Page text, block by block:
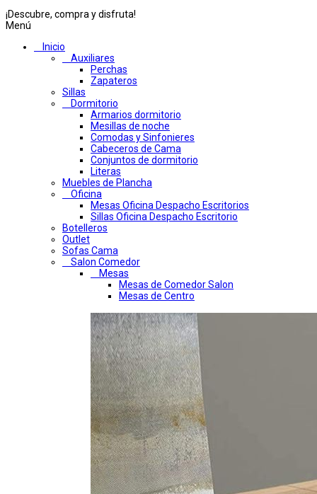
¡Descubre, compra y disfruta!
Menú
Inicio
Auxiliares
Perchas
Zapateros
Sillas
Dormitorio
Armarios dormitorio
Mesillas de noche
Comodas y Sinfonieres
Cabeceros de Cama
Conjuntos de dormitorio
Literas
Muebles de Plancha
Oficina
Mesas Oficina Despacho Escritorios
Sillas Oficina Despacho Escritorio
Botelleros
Outlet
Sofas Cama
Salon Comedor
Mesas
Mesas de Comedor Salon
Mesas de Centro